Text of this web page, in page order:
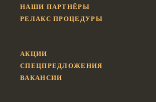
НАШИ ПАРТНЁРЫ
РЕЛАКС ПРОЦЕДУРЫ
АКЦИИ
СПЕЦПРЕДЛОЖЕНИЯ
ВАКАНСИИ